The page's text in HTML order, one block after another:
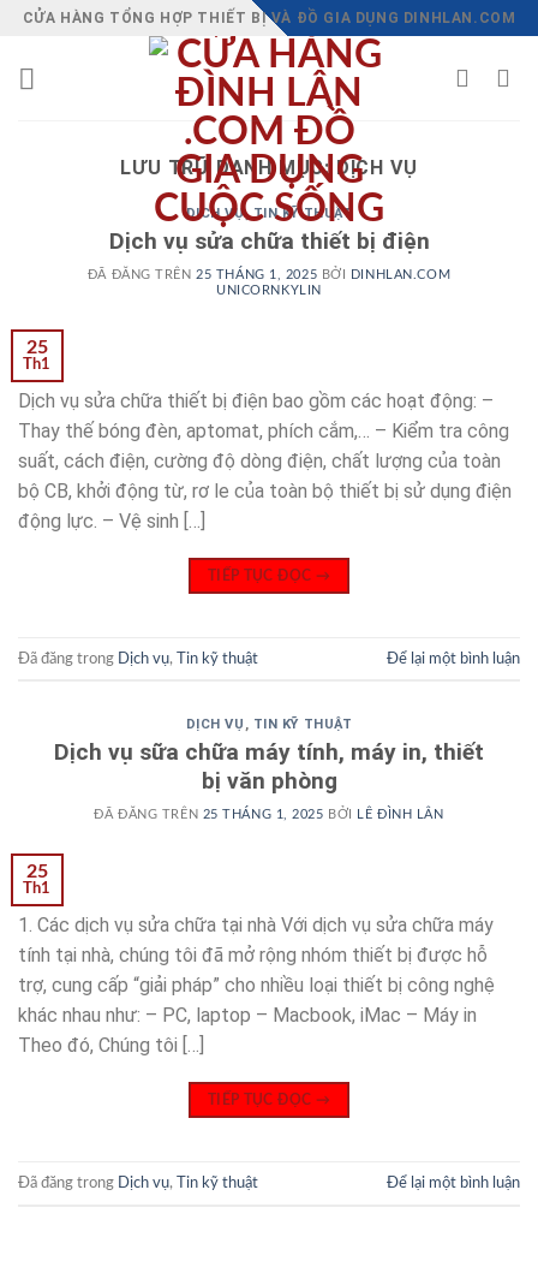
Chuyển
nội
CỬA HÀNG TỔNG HỢP THIẾT BỊ VÀ ĐỒ GIA DỤNG DINHLAN.COM
LƯU TRỮ DANH MỤC: DỊCH VỤ
DỊCH VỤ,TIN KỸ THUẬT
Dịch vụ sửa chữa thiết bị điện
ĐÃ ĐĂNG TRÊN 25 THÁNG 1, 2025 BỞI
DINHLAN.COM
UNICORNKYLIN
25
Th1
Dịch vụ sửa chữa thiết bị điện bao gồm các hoạt động: –
Thay thế bóng đèn, aptomat, phích cắm,… – Kiểm tra công
suất, cách điện, cường độ dòng điện, chất lượng của toàn
bộ CB, khởi động từ, rơ le của toàn bộ thiết bị sử dụng điện
động lực. – Vệ sinh […]
TIẾP TỤC ĐỌC →
Đã đăng trong Dịch vụ, Tin kỹ thuật Để lại một bình luận
DỊCH VỤ , TIN KỸ THUẬT
Dịch vụ sữa chữa máy tính, máy in, thiết
bị văn phòng
ĐÃ ĐĂNG TRÊN 25 THÁNG 1, 2025 BỞI LÊ ĐÌNH LÂN
25
Th1
1. Các dịch vụ sửa chữa tại nhà Với dịch vụ sửa chữa máy
tính tại nhà, chúng tôi đã mở rộng nhóm thiết bị được hỗ
trợ, cung cấp “giải pháp” cho nhiều loại thiết bị công nghệ
khác nhau như: – PC, laptop – Macbook, iMac – Máy in
Theo đó, Chúng tôi […]
TIẾP TỤC ĐỌC →
Đã đăng trong Dịch vụ, Tin kỹ thuật Để lại một bình luận